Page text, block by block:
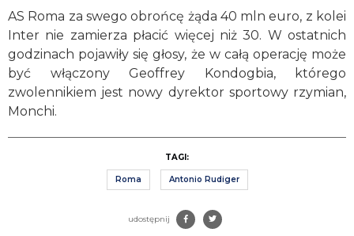
AS Roma za swego obrońcę żąda 40 mln euro, z kolei
Inter nie zamierza płacić więcej niż 30. W ostatnich
godzinach pojawiły się głosy, że w całą operację może
być włączony Geoffrey Kondogbia, którego
zwolennikiem jest nowy dyrektor sportowy rzymian,
Monchi.
TAGI:
Roma Antonio Rudiger
udostępnij